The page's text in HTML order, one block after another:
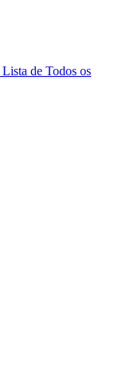
Lista de Todos os